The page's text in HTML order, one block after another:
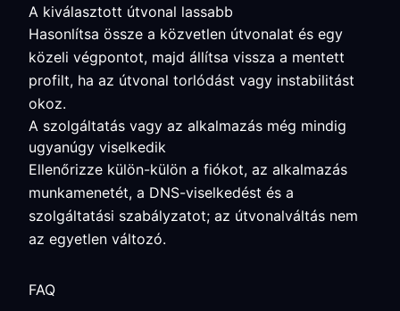
A kiválasztott útvonal lassabb
Hasonlítsa össze a közvetlen útvonalat és egy
közeli végpontot, majd állítsa vissza a mentett
profilt, ha az útvonal torlódást vagy instabilitást
okoz.
A szolgáltatás vagy az alkalmazás még mindig
ugyanúgy viselkedik
Ellenőrizze külön-külön a fiókot, az alkalmazás
munkamenetét, a DNS-viselkedést és a
szolgáltatási szabályzatot; az útvonalváltás nem
az egyetlen változó.
FAQ